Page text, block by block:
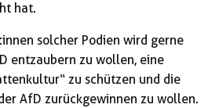
hat.
solcher Podien wird gerne
entzaubern zu wollen, eine
zu schützen und die
AfD zurückgewinnen zu wollen.